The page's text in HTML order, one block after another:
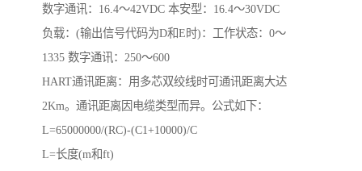
数字通讯：16.4～42VDC 本安型：16.4～30VDC
负载：(输出信号代码为D和E时)：工作状态：0～
1335 数字通讯：250～600
HART通讯距离：用多芯双绞线时可通讯距离大达
2Km。通讯距离因电缆类型而异。公式如下：
L=65000000/(RC)-(C1+10000)/C
L=长度(m和ft)